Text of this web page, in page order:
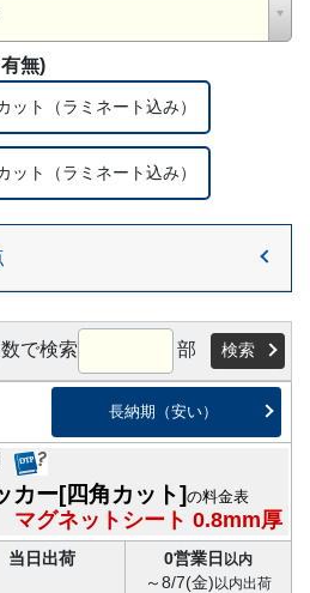
無)
ット （ラミネート込み）
ット （ラミネート込み）
で検索 部 検索
長納期（安い）
カー[四角カット]の料金表
マグネットシート 0.8mm厚
当日出荷 0営業日 以内
～8/7(金) 以内出荷